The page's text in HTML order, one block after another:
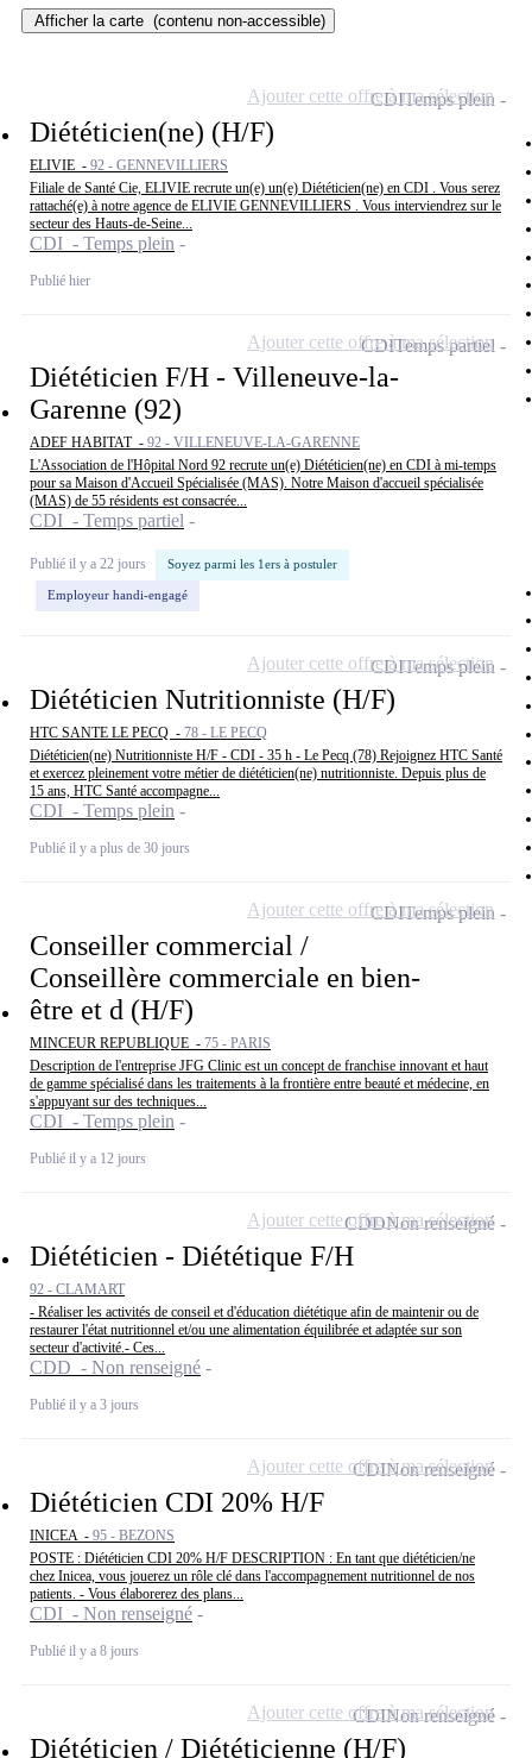
Afficher la carte (contenu non-accessible)
Diététicien(ne) (H/F)
ELIVIE - 92 - GENNEVILLIERS
Filiale de Santé Cie, ELIVIE recrute un(e) un(e) Diététicien(ne) en CDI . Vous serez
rattaché(e) à notre agence de ELIVIE GENNEVILLIERS . Vous interviendrez sur le
secteur des Hauts-de-Seine...
CDI - Temps plein
Publié hier
CDITemps plein
Ajouter cette offre à ma sélection
Diététicien F/H - Villeneuve-la-
Garenne (92)
ADEF HABITAT - 92 - VILLENEUVE-LA-GARENNE
L'Association de l'Hôpital Nord 92 recrute un(e) Diététicien(ne) en CDI à mi-temps
pour sa Maison d'Accueil Spécialisée (MAS). Notre Maison d'accueil spécialisée
(MAS) de 55 résidents est consacrée...
CDI - Temps partiel
Publié il y a 22 jours Soyez parmi les 1ers à postuler
Employeur handi-engagé
CDITemps partiel
Ajouter cette offre à ma sélection
Diététicien Nutritionniste (H/F)
HTC SANTE LE PECQ - 78 - LE PECQ
Diététicien(ne) Nutritionniste H/F - CDI - 35 h - Le Pecq (78) Rejoignez HTC Santé
et exercez pleinement votre métier de diététicien(ne) nutritionniste. Depuis plus de
15 ans, HTC Santé accompagne...
CDI - Temps plein
Publié il y a plus de 30 jours
CDITemps plein
Ajouter cette offre à ma sélection
Conseiller commercial /
Conseillère commerciale en bien-
être et d (H/F)
MINCEUR REPUBLIQUE - 75 - PARIS
Description de l'entreprise JFG Clinic est un concept de franchise innovant et haut
de gamme spécialisé dans les traitements à la frontière entre beauté et médecine, en
s'appuyant sur des techniques...
CDI - Temps plein
Publié il y a 12 jours
CDITemps plein
Ajouter cette offre à ma sélection
Diététicien - Diététique F/H
92 - CLAMART
- Réaliser les activités de conseil et d'éducation diététique afin de maintenir ou de
restaurer l'état nutritionnel et/ou une alimentation équilibrée et adaptée sur son
secteur d'activité.- Ces...
CDD - Non renseigné
Publié il y a 3 jours
CDDNon renseigné
Ajouter cette offre à ma sélection
Diététicien CDI 20% H/F
INICEA - 95 - BEZONS
POSTE : Diététicien CDI 20% H/F DESCRIPTION : En tant que diététicien/ne
chez Inicea, vous jouerez un rôle clé dans l'accompagnement nutritionnel de nos
patients. - Vous élaborerez des plans...
CDI - Non renseigné
Publié il y a 8 jours
CDINon renseigné
Ajouter cette offre à ma sélection
Diététicien / Diététicienne (H/F)
CDINon renseigné
Ajouter cette offre à ma sélection